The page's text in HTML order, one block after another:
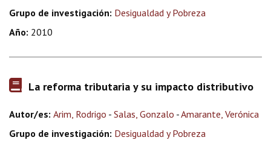
Grupo de investigación: Desigualdad y Pobreza
Año: 2010
La reforma tributaria y su impacto distributivo
Autor/es: Arim, Rodrigo - Salas, Gonzalo -Amarante, Verónica
Grupo de investigación: Desigualdad y Pobreza